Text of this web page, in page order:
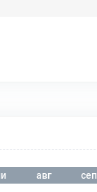
авг сеп